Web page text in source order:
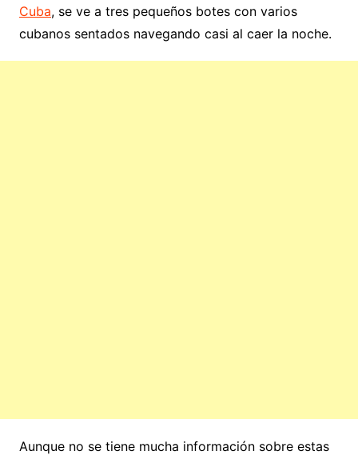
Cuba, se ve a tres pequeños botes con varios
cubanos sentados navegando casi al caer la noche.
Aunque no se tiene mucha información sobre estas